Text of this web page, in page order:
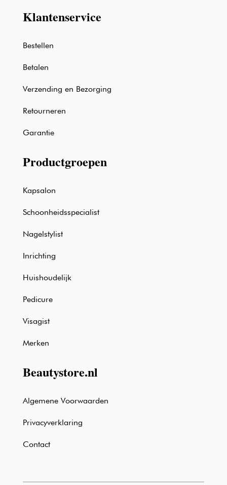
Klantenservice
Bestellen
Betalen
Verzending en Bezorging
Retourneren
Garantie
Productgroepen
Kapsalon
Schoonheidsspecialist
Nagelstylist
Inrichting
Huishoudelijk
Pedicure
Visagist
Merken
Beautystore.nl
Algemene Voorwaarden
Privacyverklaring
Contact